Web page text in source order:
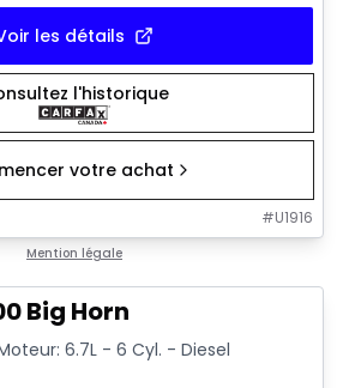
les détails
l'historique
votre achat
#U1916
Mention légale
Big Horn
6.7L - 6 Cyl. - Diesel